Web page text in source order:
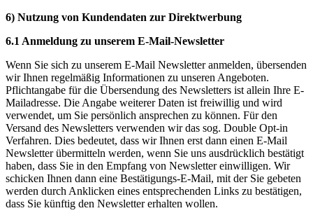
6) Nutzung von Kundendaten zur Direktwerbung
6.1 Anmeldung zu unserem E-Mail-Newsletter
Wenn Sie sich zu unserem E-Mail Newsletter anmelden, übersenden
wir Ihnen regelmäßig Informationen zu unseren Angeboten.
Pflichtangabe für die Übersendung des Newsletters ist allein Ihre E-
Mailadresse. Die Angabe weiterer Daten ist freiwillig und wird
verwendet, um Sie persönlich ansprechen zu können. Für den
Versand des Newsletters verwenden wir das sog. Double Opt-in
Verfahren. Dies bedeutet, dass wir Ihnen erst dann einen E-Mail
Newsletter übermitteln werden, wenn Sie uns ausdrücklich bestätigt
haben, dass Sie in den Empfang von Newsletter einwilligen. Wir
schicken Ihnen dann eine Bestätigungs-E-Mail, mit der Sie gebeten
werden durch Anklicken eines entsprechenden Links zu bestätigen,
dass Sie künftig den Newsletter erhalten wollen.